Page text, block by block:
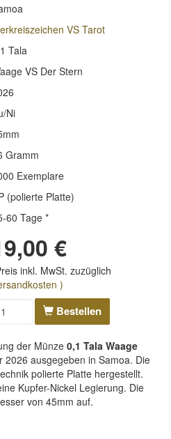
VS Tarot
Tala
VS Der Stern
Ni
Gramm
Exemplare
(polierte Platte)
60 Tage *
€
inkl. MwSt. zuzüglich
)
Bestellen
der Münze 0,1 Tala Waage
2026 ausgegeben in Samoa. Die
polierte Platte hergestellt.
Kupfer-Nickel Legierung. Die
von 45mm auf.